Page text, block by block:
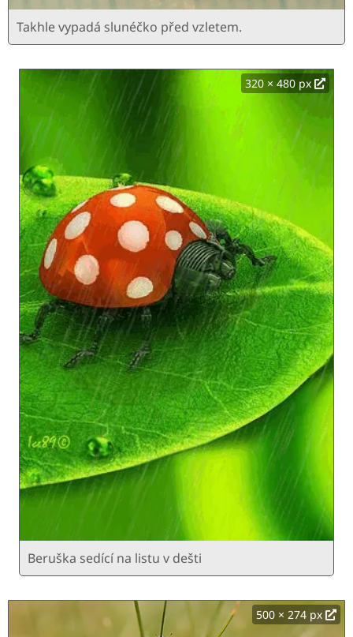
Takhle vypadá slunéčko před vzletem.
320 × 480 px
Beruška sedící na listu v dešti
500 × 274 px